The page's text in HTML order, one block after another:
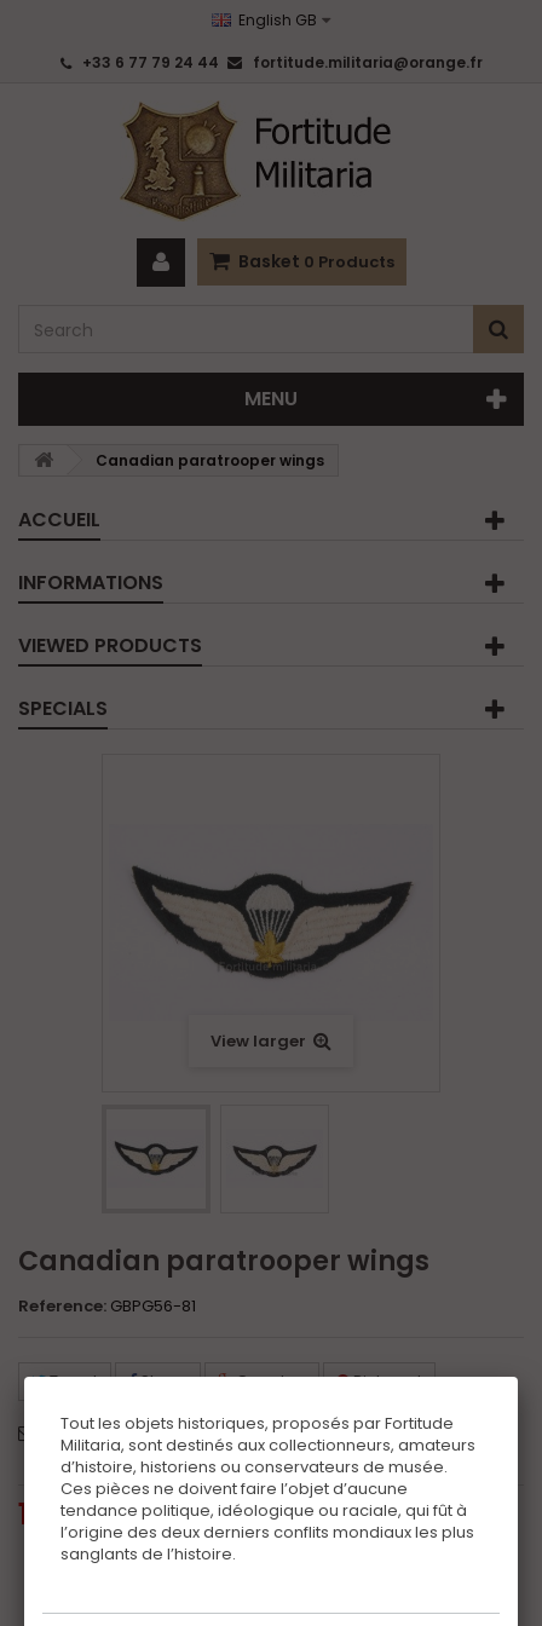
English GB
+33 6 77 79 24 44 fortitude.militaria@orange.fr
Basket 0 Products
MENU
Canadian paratrooper wings
ACCUEIL
INFORMATIONS
VIEWED PRODUCTS
SPECIALS
View larger
Canadian paratrooper wings
Reference: GBPG56-81
Tweet Share Google+ Pinterest
Send to a friend Print
135,00 €tax incl.
Additional information
Certificat(+10,00 €)
Tout les objets historiques, proposés par Fortitude
Militaria, sont destinés aux collectionneurs, amateurs
d’histoire, historiens ou conservateurs de musée.
Ces pièces ne doivent faire l’objet d’aucune
tendance politique, idéologique ou raciale, qui fût à
l’origine des deux derniers conflits mondiaux les plus
sanglants de l’histoire.